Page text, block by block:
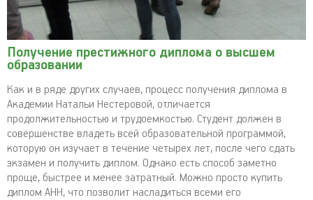
Получение престижного диплома о высшем
образовании
Как и в ряде других случаев, процесс получения диплома в
Академии Натальи Нестеровой, отличается
продолжительностью и трудоемкостью. Студент должен в
совершенстве владеть всей образовательной программой,
которую он изучает в течение четырех лет, после чего сдать
экзамен и получить диплом. Однако есть способ заметно
проще, быстрее и менее затратный. Можно просто купить
диплом АНН, что позволит насладиться всеми его